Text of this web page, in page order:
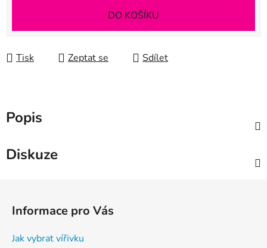
DO KOŠÍKU
Tisk Zeptat se Sdílet
Popis
Diskuze
Informace pro Vás
Jak vybrat vířivku